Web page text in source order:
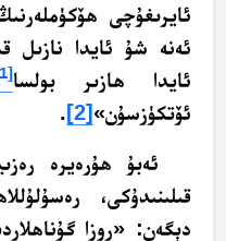
ئايرىغۇچى
ئەنە شۇ ئايدا نازىل
ئايدا ھازىر بولسا[1]
ئۆتكۈزسۇن» [2]
.
ئەبۇ ھۇرەيرە
قىلىنىدۇكى،
دېگەن: «روزا